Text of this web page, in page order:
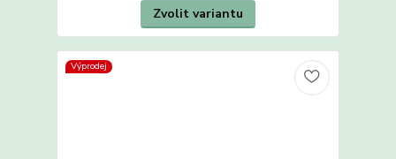
Zvolit variantu
Výprodej